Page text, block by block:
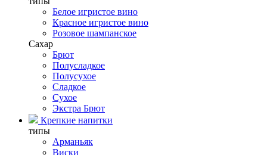
Белое игристое вино
Красное игристое вино
Розовое шампанское
Сахар
Брют
Полусладкое
Полусухое
Сладкое
Сухое
Экстра Брют
Крепкие напитки
типы
Арманьяк
Виски